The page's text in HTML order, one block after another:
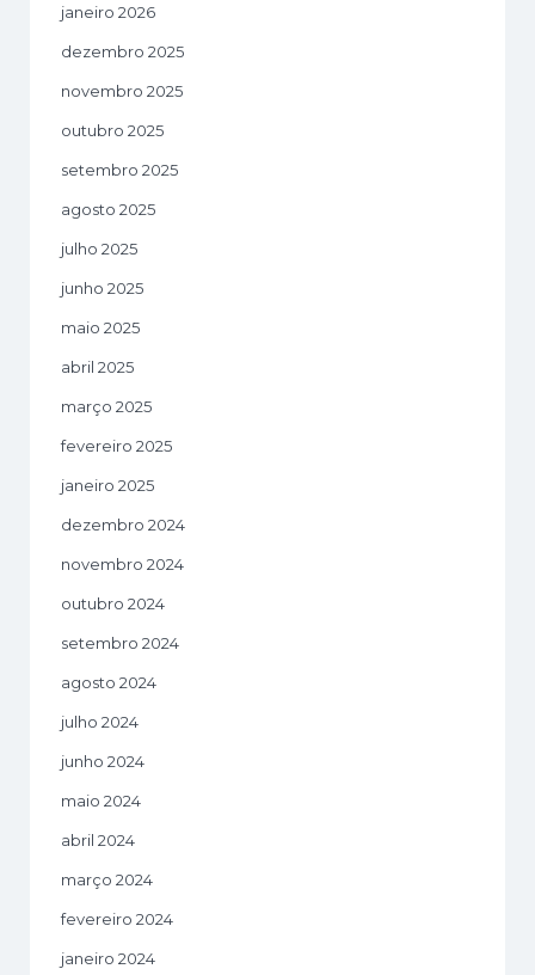
janeiro 2026
dezembro 2025
novembro 2025
outubro 2025
setembro 2025
agosto 2025
julho 2025
junho 2025
maio 2025
abril 2025
março 2025
fevereiro 2025
janeiro 2025
dezembro 2024
novembro 2024
outubro 2024
setembro 2024
agosto 2024
julho 2024
junho 2024
maio 2024
abril 2024
março 2024
fevereiro 2024
janeiro 2024